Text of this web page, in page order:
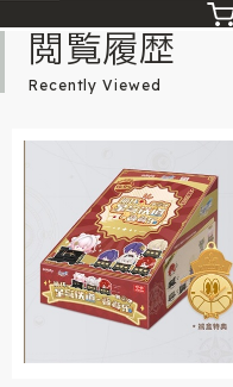
閲覧履歴
Recently Viewed